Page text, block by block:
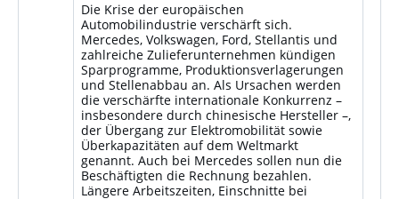
Die Krise der europäischen
Automobilindustrie verschärft sich.
Mercedes, Volkswagen, Ford, Stellantis und
zahlreiche Zulieferunternehmen kündigen
Sparprogramme, Produktionsverlagerungen
und Stellenabbau an. Als Ursachen werden
die verschärfte internationale Konkurrenz –
insbesondere durch chinesische Hersteller –,
der Übergang zur Elektromobilität sowie
Überkapazitäten auf dem Weltmarkt
genannt. Auch bei Mercedes sollen nun die
Beschäftigten die Rechnung bezahlen.
Längere Arbeitszeiten, Einschnitte bei